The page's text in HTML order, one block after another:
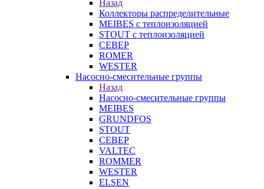
Назад
Коллекторы распределительные
MEIBES с теплоизоляцией
STOUT с теплоизоляцией
СЕВЕР
ROMER
WESTER
Насосно-смесительные группы
Назад
Насосно-смесительные группы
MEIBES
GRUNDFOS
STOUT
СЕВЕР
VALTEC
ROMMER
WESTER
ELSEN